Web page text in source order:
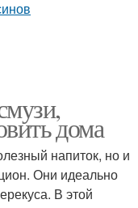
дома
напиток, но и
Они идеально
В этой